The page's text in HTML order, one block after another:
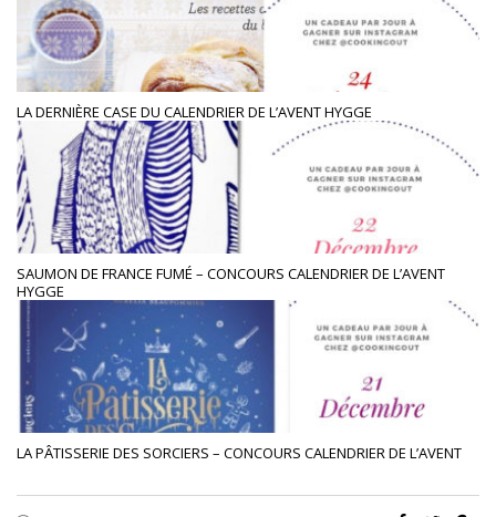
LA DERNIÈRE CASE DU CALENDRIER DE L’AVENT HYGGE
SAUMON DE FRANCE FUMÉ – CONCOURS CALENDRIER DE L’AVENT
HYGGE
LA PÂTISSERIE DES SORCIERS – CONCOURS CALENDRIER DE L’AVENT